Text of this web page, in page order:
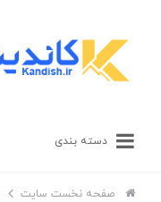
دسته بندی
صفحه نخست سایت